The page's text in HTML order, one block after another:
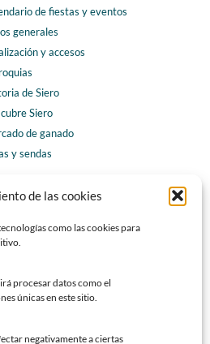
de las cookies
como las cookies para
procesar datos como el
únicas en este sitio.
negativamente a ciertas
de fiestas y eventos
generales
y accesos
de Siero
Siero
de ganado
y sendas
de interés
de contacto